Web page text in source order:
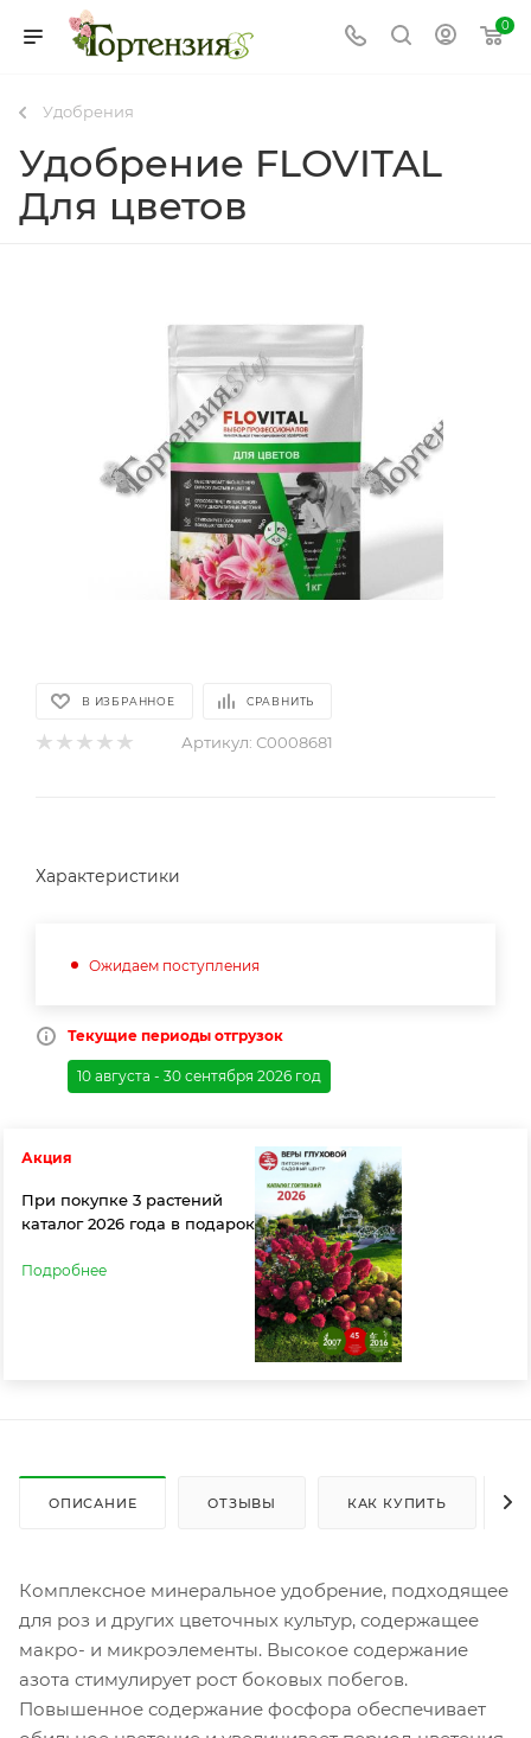
0
Удобрения
Удобрение FLOVITAL
Для цветов
В ИЗБРАННОЕ СРАВНИТЬ
Артикул: С0008681
Характеристики
Ожидаем поступления
Текущие периоды отгрузок
10 августа - 30 сентября 2026 год
Акция
При покупке 3 растений
каталог 2026 года в подарок
Подробнее
ОПИСАНИЕ ОТЗЫВЫ КАК КУПИТЬ
Комплексное минеральное удобрение, подходящее
для роз и других цветочных культур, содержащее
макро- и микроэлементы. Высокое содержание
азота стимулирует рост боковых побегов.
Повышенное содержание фосфора обеспечивает